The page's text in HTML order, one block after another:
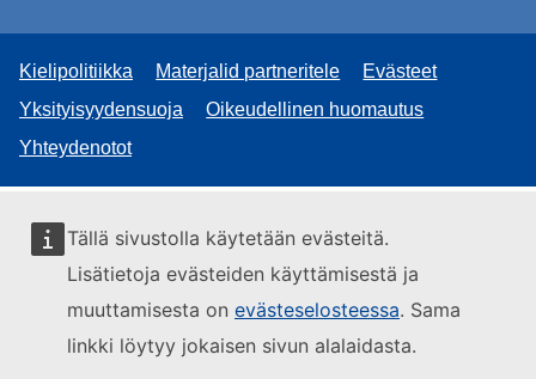
Tällä sivustolla käytetään evästeitä.
Lisätietoja evästeiden käyttämisestä ja
muuttamisesta on evästeselosteessa. Sama
linkki löytyy jokaisen sivun alalaidasta.
Kielipolitiikka Materjalid partneritele
Evästeet
Yksityisyydensuoja
Oikeudellinen huomautus
Yhteydenotot